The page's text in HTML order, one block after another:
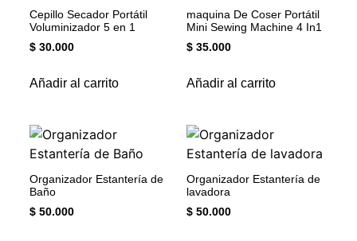
Cepillo Secador Portátil
Voluminizador 5 en 1
$30.000
Añadir al carrito
maquina De Coser Portátil
Mini Sewing Machine 4 In1
$ 35.000
Añadir al carrito
Organizador Estantería de
Baño
$50.000
Organizador Estantería de
lavadora
$ 50.000